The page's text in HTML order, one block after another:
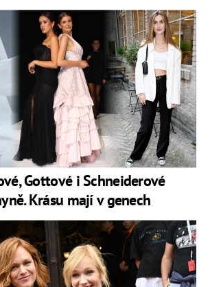
Gottové i Schneiderové
Krásu mají v genech